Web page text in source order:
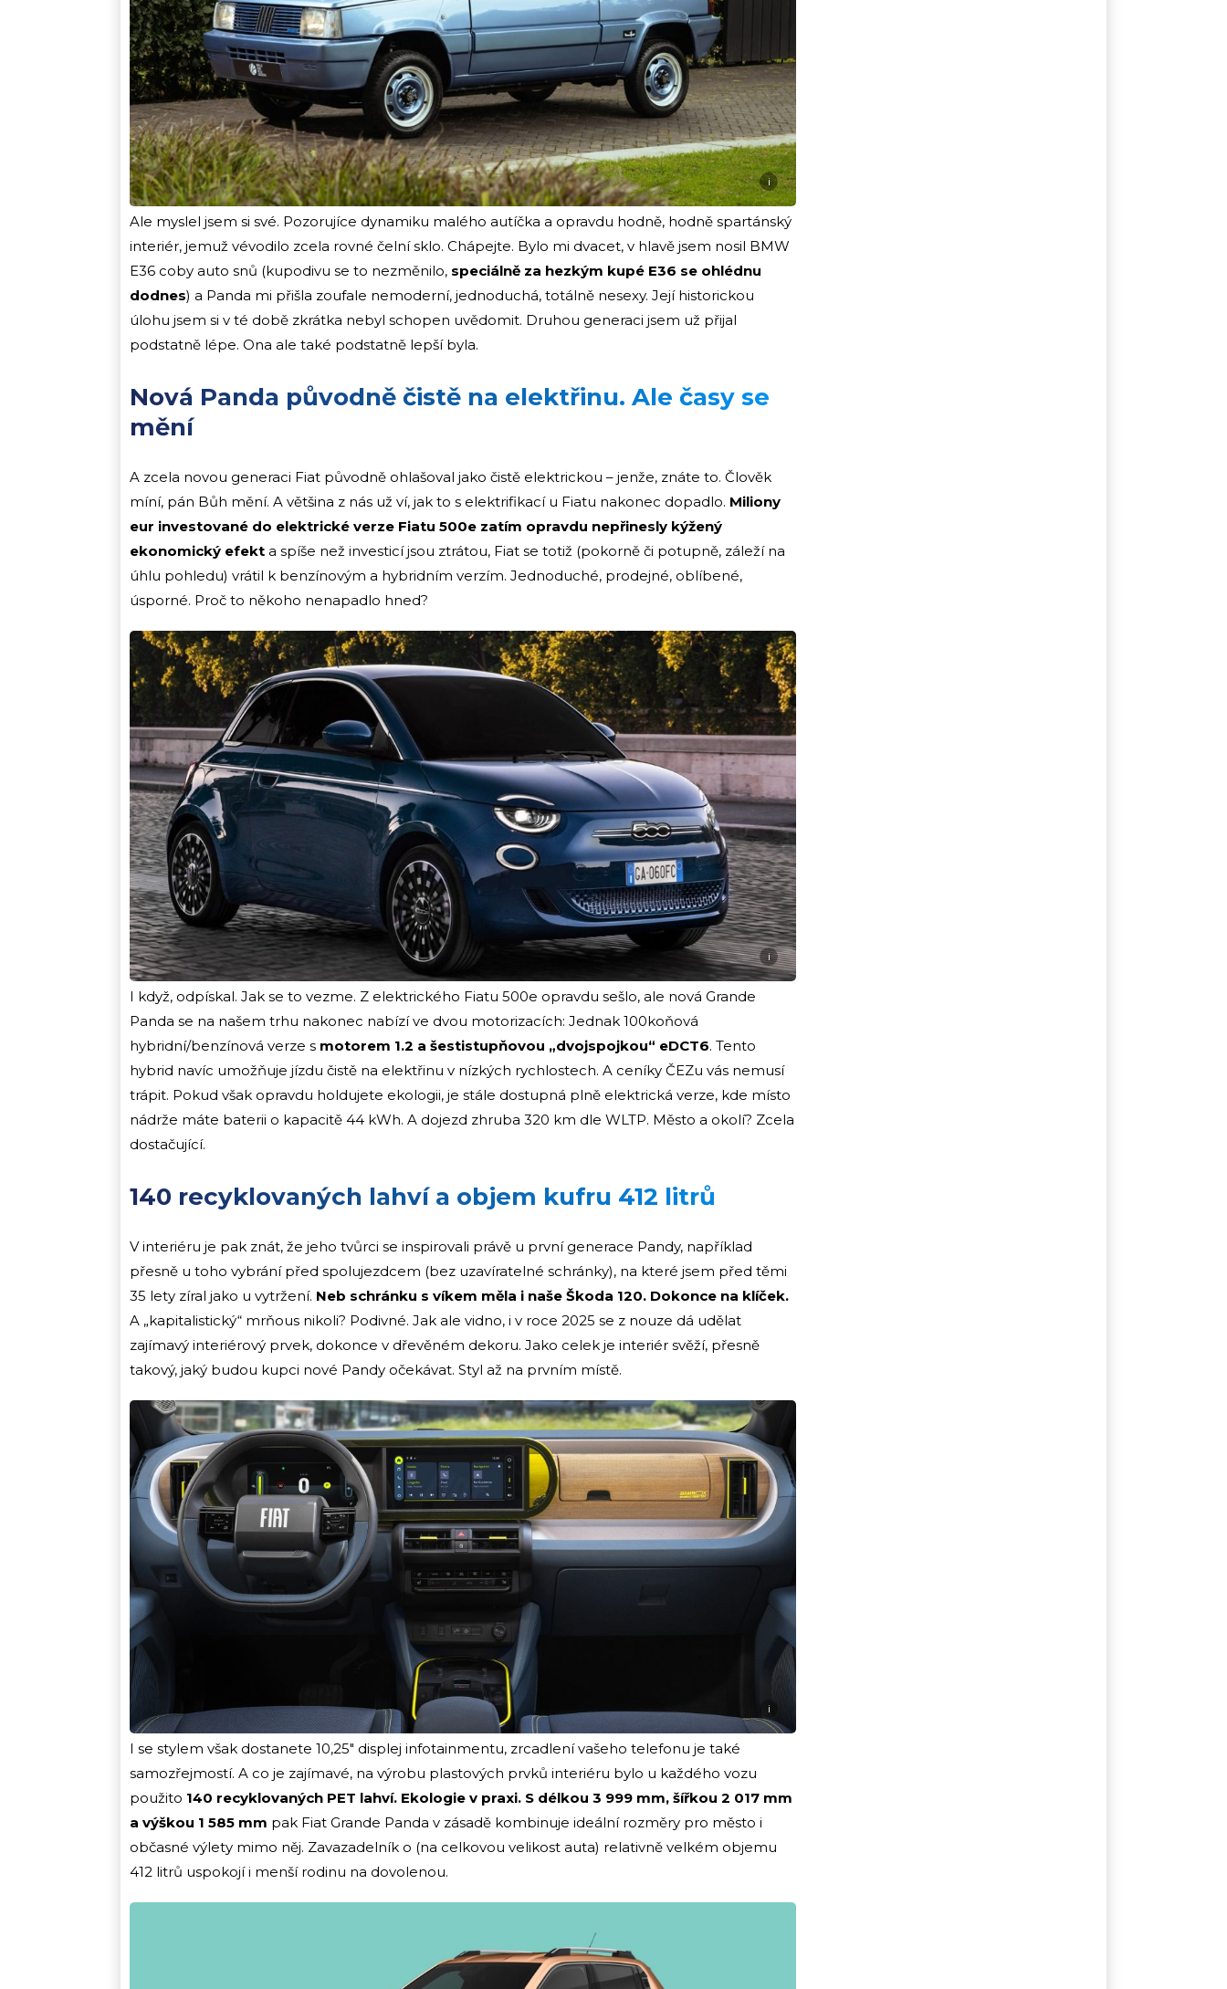
i
Ale myslel jsem si své. Pozorujíce dynamiku malého autíčka a opravdu hodně, hodně spartánský
interiér, jemuž vévodilo zcela rovné čelní sklo. Chápejte. Bylo mi dvacet, v hlavě jsem nosil BMW
E36 coby auto snů (kupodivu se to nezměnilo, speciálně za hezkým kupé E36 se ohlédnu
dodnes) a Panda mi přišla zoufale nemoderní, jednoduchá, totálně nesexy. Její historickou
úlohu jsem si v té době zkrátka nebyl schopen uvědomit. Druhou generaci jsem už přijal
podstatně lépe. Ona ale také podstatně lepší byla.
Nová Panda původně čistě na elektřinu. Ale časy se
mění
A zcela novou generaci Fiat původně ohlašoval jako čistě elektrickou – jenže, znáte to. Člověk
míní, pán Bůh mění. A většina z nás už ví, jak to s elektrifikací u Fiatu nakonec dopadlo. Miliony
eur investované do elektrické verze Fiatu 500e zatím opravdu nepřinesly kýžený
ekonomický efekt a spíše než investicí jsou ztrátou, Fiat se totiž (pokorně či potupně, záleží na
úhlu pohledu) vrátil k benzínovým a hybridním verzím. Jednoduché, prodejné, oblíbené,
úsporné. Proč to někoho nenapadlo hned?
i
I když, odpískal. Jak se to vezme. Z elektrického Fiatu 500e opravdu sešlo, ale nová Grande
Panda se na našem trhu nakonec nabízí ve dvou motorizacích: Jednak 100koňová
hybridní/benzínová verze s motorem 1.2 a šestistupňovou „dvojspojkou“ eDCT6. Tento
hybrid navíc umožňuje jízdu čistě na elektřinu v nízkých rychlostech. A ceníky ČEZu vás nemusí
trápit. Pokud však opravdu holdujete ekologii, je stále dostupná plně elektrická verze, kde místo
nádrže máte baterii o kapacitě 44 kWh. A dojezd zhruba 320 km dle WLTP. Město a okolí? Zcela
dostačující.
140 recyklovaných lahví a objem kufru 412 litrů
V interiéru je pak znát, že jeho tvůrci se inspirovali právě u první generace Pandy, například
přesně u toho vybrání před spolujezdcem (bez uzavíratelné schránky), na které jsem před těmi
35 lety zíral jako u vytržení. Neb schránku s víkem měla i naše Škoda 120. Dokonce na klíček.
A „kapitalistický“ mrňous nikoli? Podivné. Jak ale vidno, i v roce 2025 se z nouze dá udělat
zajímavý interiérový prvek, dokonce v dřevěném dekoru. Jako celek je interiér svěží, přesně
takový, jaký budou kupci nové Pandy očekávat. Styl až na prvním místě.
i
I se stylem však dostanete 10,25″ displej infotainmentu, zrcadlení vašeho telefonu je také
samozřejmostí. A co je zajímavé, na výrobu plastových prvků interiéru bylo u každého vozu
použito 140 recyklovaných PET lahví. Ekologie v praxi. S délkou 3 999 mm, šířkou 2 017 mm
a výškou 1 585 mm pak Fiat Grande Panda v zásadě kombinuje ideální rozměry pro město i
občasné výlety mimo něj. Zavazadelník o (na celkovou velikost auta) relativně velkém objemu
412 litrů uspokojí i menší rodinu na dovolenou.